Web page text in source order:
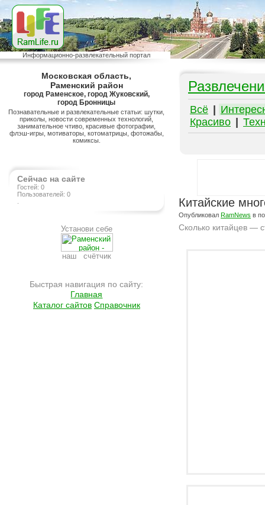
Информационно-развлекательный портал
Московская область,
Раменский район
город Раменское, город Жуковский,
город Бронницы
Познавательные и развлекательные статьи: шутки,
приколы, новости современных технологий,
занимательное чтиво, красивые фотографии,
флэш-игры, мотиваторы, котоматрицы, фотожабы,
комиксы.
Сейчас на сайте
Гостей: 0
Пользователей: 0
Установи себе
наш счётчик
Быстрая навигация по сайту:
Главная
Каталог сайтов Справочник
Всё
Красиво
Китайские
Опубликовал RamNews в
Сколько китайцев —